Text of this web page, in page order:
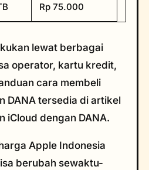
Rp 75.000
lewat berbagai
operator, kartu kredit,
cara membeli
DANA tersedia di artikel
iCloud dengan DANA.
Apple Indonesia
berubah sewaktu-